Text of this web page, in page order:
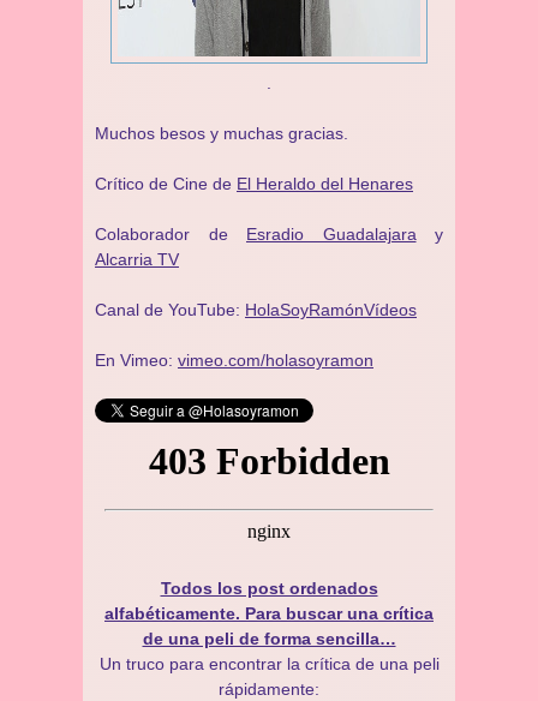
Muchos besos y muchas gracias.
Crítico de Cine de El Heraldo del Henares
Colaborador de Esradio Guadalajara y
Alcarria TV
Canal de YouTube: HolaSoyRamónVídeos
En Vimeo: vimeo.com/holasoyramon
Todos los post ordenados
alfabéticamente. Para buscar una crítica
de una peli de forma sencilla…
Un truco para encontrar la crítica de una peli
rápidamente: